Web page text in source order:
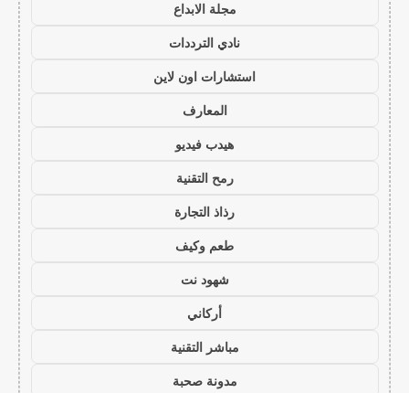
مجلة الابداع
نادي الترددات
استشارات اون لاين
المعارف
هيدب فيديو
رمح التقنية
رذاذ التجارة
طعم وكيف
شهود نت
أركاني
مباشر التقنية
مدونة صحبة